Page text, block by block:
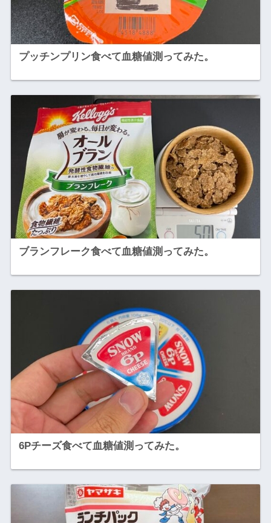
プッチンプリン食べて血糖値測ってみた。
ブランフレーク食べて血糖値測ってみた。
6Pチーズ食べて血糖値測ってみた。